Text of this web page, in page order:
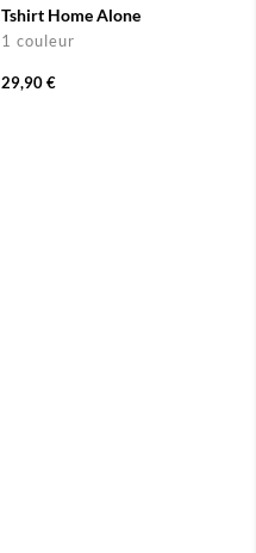
Tshirt Home Alone
1 couleur
29,90 €